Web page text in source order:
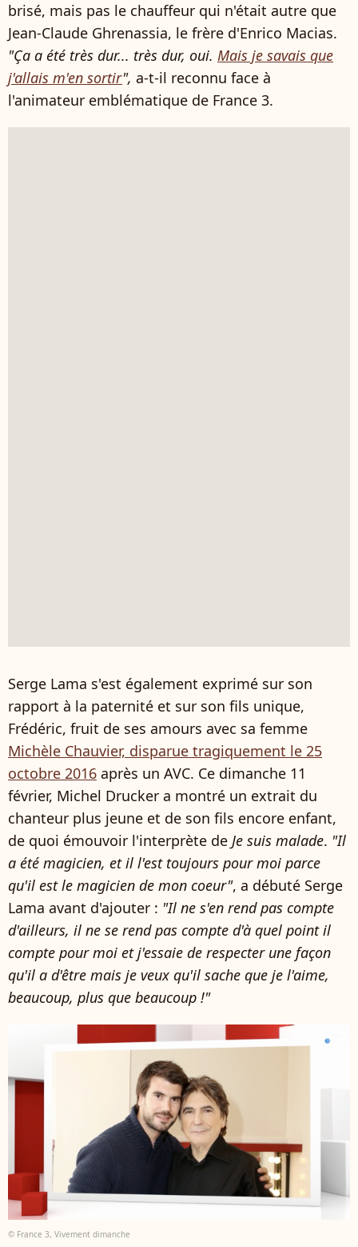
brisé, mais pas le chauffeur qui n'était autre que
Jean-Claude Ghrenassia, le frère d'Enrico Macias.
"Ça a été très dur... très dur, oui. Mais je savais que
j'allais m'en sortir", a-t-il reconnu face à
l'animateur emblématique de France 3.
Serge Lama s'est également exprimé sur son
rapport à la paternité et sur son fils unique,
Frédéric, fruit de ses amours avec sa femme
Michèle Chauvier, disparue tragiquement le 25
octobre 2016 après un AVC. Ce dimanche 11
février, Michel Drucker a montré un extrait du
chanteur plus jeune et de son fils encore enfant,
de quoi émouvoir l'interprète de Je suis malade. "Il
a été magicien, et il l'est toujours pour moi parce
qu'il est le magicien de mon coeur", a débuté Serge
Lama avant d'ajouter : "Il ne s'en rend pas compte
d'ailleurs, il ne se rend pas compte d'à quel point il
compte pour moi et j'essaie de respecter une façon
qu'il a d'être mais je veux qu'il sache que je l'aime,
beaucoup, plus que beaucoup !"
© France 3, Vivement dimanche